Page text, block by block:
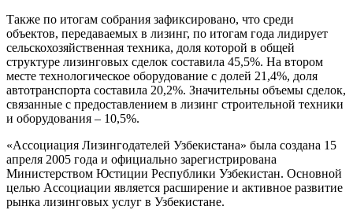
Также по итогам собрания зафиксировано, что среди
объектов, передаваемых в лизинг, по итогам года лидирует
сельскохозяйственная техника, доля которой в общей
структуре лизинговых сделок составила 45,5%. На втором
месте технологическое оборудование с долей 21,4%, доля
автотранспорта составила 20,2%. Значительны объемы сделок,
связанные с предоставлением в лизинг строительной техники
и оборудования – 10,5%.
«Ассоциация Лизингодателей Узбекистана» была создана 15
апреля 2005 года и официально зарегистрирована
Министерством Юстиции Республики Узбекистан. Основной
целью Ассоциации является расширение и активное развитие
рынка лизинговых услуг в Узбекистане.